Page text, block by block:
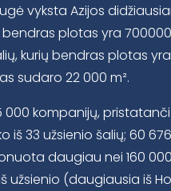
vyksta Azijos
plotas yra 700000
kurių bendras plotas yra
sudaro 22 000 m².
kompanijų,
iš 33 užsienio šalių; 60
daugiau nei 160
užsienio (daugiausia iš